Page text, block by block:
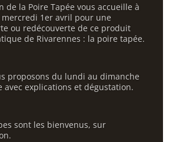
de la Poire Tapée vous accueille à
1er avril pour une
ou redécouverte de ce produit
de Rivarennes : la poire tapée.
proposons du lundi au dimanche
avec explications et dégustation.
sont les bienvenus, sur